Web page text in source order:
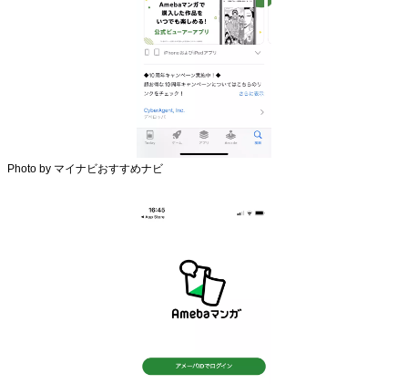
Photo by マイナビおすすめナビ